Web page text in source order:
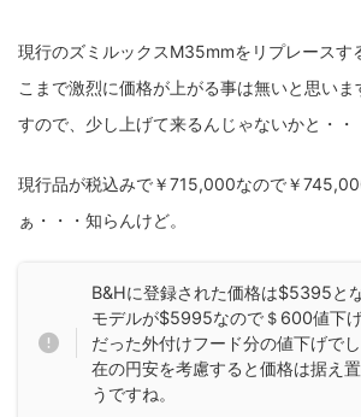
現行のズミルックスM35mmをリプレースす
こまで激烈に価格が上がる事は無いと思い
すので、少し上げて来るんじゃないかと・・
現行品が税込みで￥715,000なので￥
ぁ・・・知らんけど。
B&Hに登録された価格は$5395と
モデルが$5995なので＄600値下
だった外付けフード分の値下げで
在の円安を考慮すると価格は据え
うですね。